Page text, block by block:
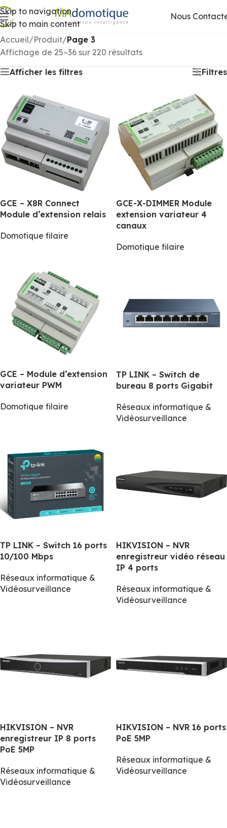
Skip to navigation
Skip to main content
Nous
Accueil/Produit/Page 3
Affichage de 25–36 sur 220 résultats
Afficher les filtres
Filtres
GCE – X8R Connect
Module d’extension relais
Domotique filaire
GCE-X-DIMMER Module
extension variateur 4
canaux
Domotique filaire
GCE – Module d’extension
variateur PWM
Domotique filaire
TP LINK – Switch de
bureau 8 ports Gigabit
Réseaux informatique &
Vidéosurveillance
TP LINK – Switch 16 ports
10/100 Mbps
Réseaux informatique &
Vidéosurveillance
HIKVISION – NVR
enregistreur vidéo réseau
IP 4 ports
Réseaux informatique &
Vidéosurveillance
HIKVISION – NVR
enregistreur IP 8 ports
PoE 5MP
Réseaux informatique &
Vidéosurveillance
HIKVISION – NVR 16 ports
PoE 5MP
Réseaux informatique &
Vidéosurveillance